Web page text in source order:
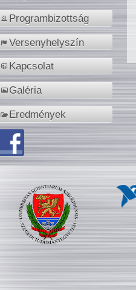
Programbizottság
Versenyhelyszín
Kapcsolat
Galéria
Eredmények